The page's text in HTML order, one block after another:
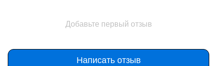
Добавьте первый отзыв
Написать отзыв